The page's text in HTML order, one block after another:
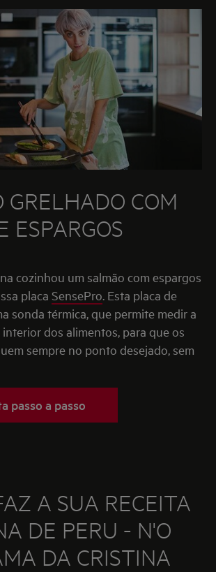
GRELHADO COM
ESPARGOS
cozinhou um salmão com espargos
placa SensePro. Esta placa de
sonda térmica, que permite medir a
dos alimentos, para que os
sempre no ponto desejado, sem
passo a passo
A SUA RECEITA
DE PERU - N'O
DA CRISTINA